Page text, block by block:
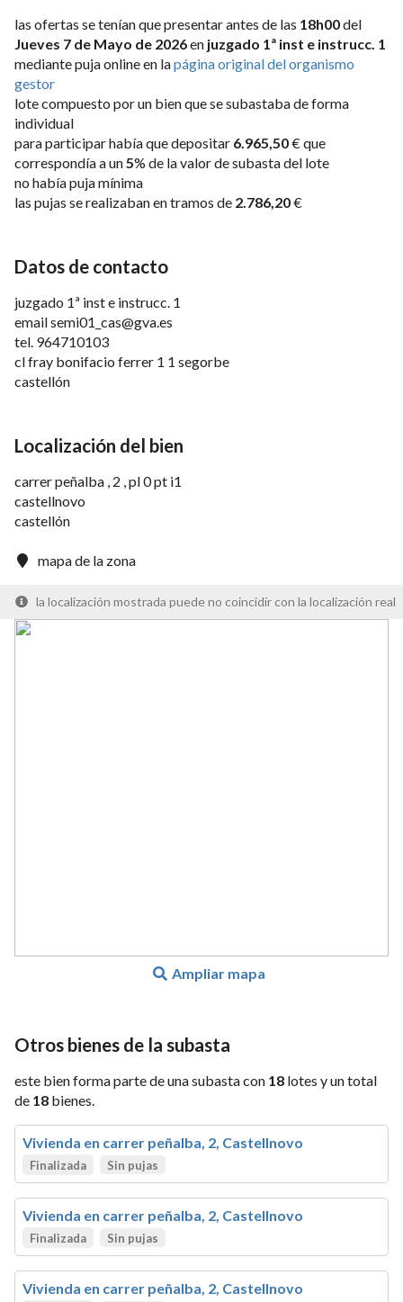
las ofertas se tenían que presentar antes de las 18h00del
Jueves 7 de Mayo de 2026en juzgado 1ª inst e instrucc. 1
mediante puja online en lapágina original del organismo
gestor
lote compuesto por un bien que se subastaba de forma
individual
para participar había que depositar 6.965,50€ que
correspondía a un 5% de la valor de subasta del lote
no había puja mínima
las pujas se realizaban en tramos de 2.786,20€
Datos de contacto
juzgado 1ª inst e instrucc. 1
emailsemi01_cas@gva.es
tel. 964710103
cl fray bonifacio ferrer 1 1 segorbe
castellón
Localización del bien
carrer peñalba , 2 , pl 0 pt i1
castellnovo
castellón
mapa de la zona
la localización mostrada puede no coincidir con la localización real
Ampliar mapa
Otros bienes de la subasta
este bien forma parte de una subasta con 18 lotes y un total
de 18 bienes.
Vivienda en carrer peñalba, 2, Castellnovo
Finalizada Sin pujas
Vivienda en carrer peñalba, 2, Castellnovo
Finalizada Sin pujas
Vivienda en carrer peñalba, 2, Castellnovo